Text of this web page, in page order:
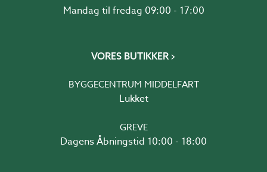
Mandag til fredag 09:00 - 17:00
VORES BUTIKKER
BYGGECENTRUM MIDDELFART
Lukket
GREVE
Dagens Åbningstid 10:00 - 18:00